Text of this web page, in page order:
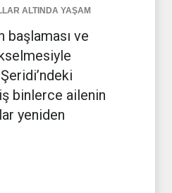
ALTINDA YAŞAM
başlaması ve
binlerce ailenin
yeniden